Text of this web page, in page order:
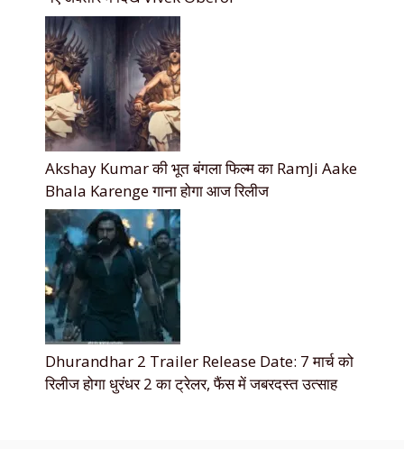
Akshay Kumar की भूत बंगला फिल्म का RamJi Aake
Bhala Karenge गाना होगा आज रिलीज
Dhurandhar 2 Trailer Release Date: 7 मार्च को
रिलीज होगा धुरंधर 2 का ट्रेलर, फैंस में जबरदस्त उत्साह